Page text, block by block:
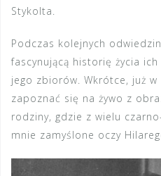
Stykolta.
Podczas kolejnych
fascynującą historię życia
jego zbiorów. Wkrótce, już w
zapoznać się na żywo z
rodziny, gdzie z wielu
mnie zamyślone oczy